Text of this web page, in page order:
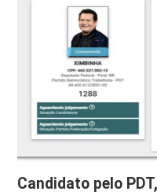
Candidato pelo